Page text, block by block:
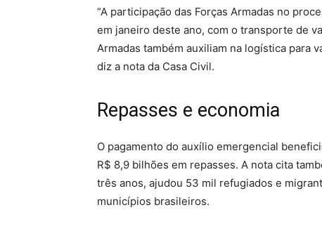
“A participação das Forças Armadas no
em janeiro deste ano, com o transporte de
Armadas também auxiliam na logística para
diz a nota da Casa Civil.
Repasses e economia
O pagamento do auxílio emergencial
R$ 8,9 bilhões em repasses. A nota cita
três anos, ajudou 53 mil refugiados e
municípios brasileiros.